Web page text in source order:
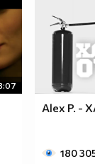
Alex P. -
180